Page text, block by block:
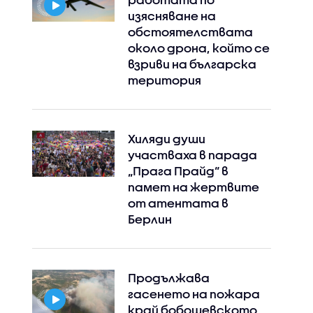
изясняване на
обстоятелствата
около дрона, който се
взриви на българска
територия
Хиляди души
участваха в парада
„Прага Прайд“ в
памет на жертвите
от атентата в
Берлин
Продължава
гасенето на пожара
край бобошевското